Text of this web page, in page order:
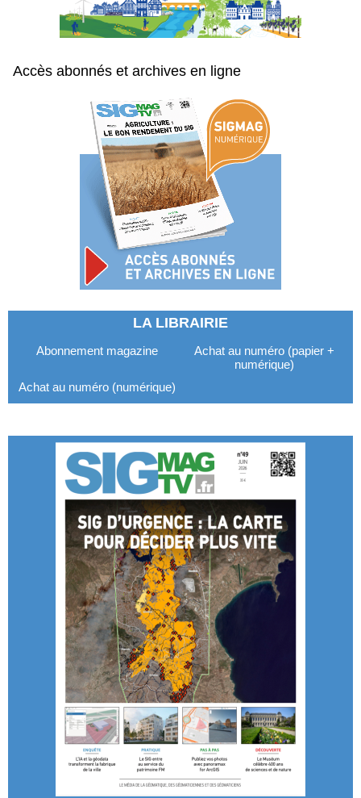
Accès abonnés et archives en ligne
LA LIBRAIRIE
Abonnement magazine
Achat au numéro (papier +
numérique)
Achat au numéro (numérique)